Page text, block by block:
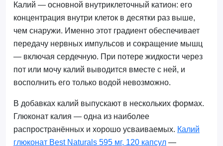
Калий — основной внутриклеточный катион: его
концентрация внутри клеток в десятки раз выше,
чем снаружи. Именно этот градиент обеспечивает
передачу нервных импульсов и сокращение мышц
— включая сердечную. При потере жидкости через
пот или мочу калий выводится вместе с ней, и
восполнить его только водой невозможно.
В добавках калий выпускают в нескольких формах.
Глюконат калия — одна из наиболее
распространённых и хорошо усваиваемых. Калий
глюконат Best Naturals 595 мг, 120 капсул—